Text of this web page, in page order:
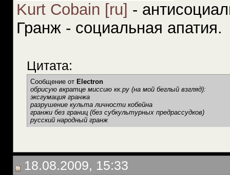
Kurt Cobain [ru] -
Гранж - социальная апатия.
Цитата:
Сообщение от Electron
обрисую вкратце миссию кк.ру (на мой беглый взгляд):
эксгумация гранжа
разрушение культа личности кобейна
гранжи без границ (без субкультурных предрассудков)
русский народный гранж
18.08.2009, 15:33